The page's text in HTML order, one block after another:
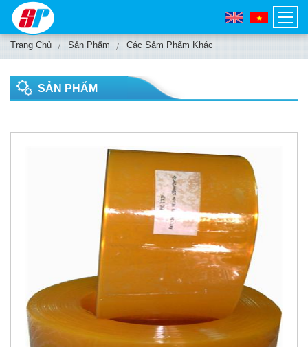
Trang Chủ Sản Phẩm Các Sảm Phẩm Khác
SẢN PHẨM